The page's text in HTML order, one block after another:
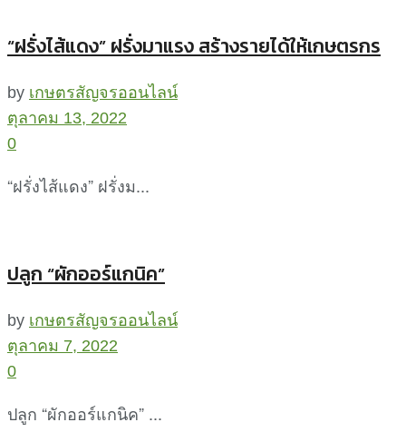
“ฝรั่งไส้แดง” ฝรั่งมาแรง สร้างรายได้ให้เกษตรกร
by เกษตรสัญจรออนไลน์
ตุลาคม 13, 2022
0
“ฝรั่งไส้แดง” ฝรั่งม...
ปลูก “ผักออร์แกนิค”
by เกษตรสัญจรออนไลน์
ตุลาคม 7, 2022
0
ปลูก “ผักออร์แกนิค” ...